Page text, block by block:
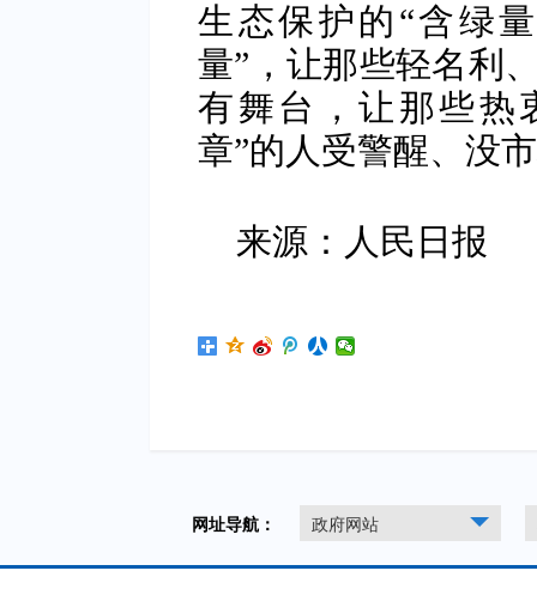
生态保护的“含绿
量”，让那些轻名利
有舞台，让那些热
章”的人受警醒、没
来源：人民日报
网址导航： 政府网站